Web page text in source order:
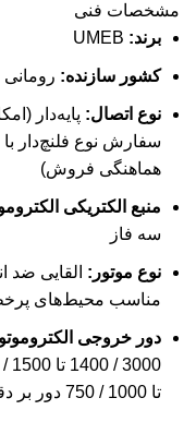
مشخصات فنی
برند:
کشور سازنده: رومانی
نوع اتصال: پایه‌دار
سفارش نوع فلنچ‌دار با
هماهنگی فروش)
منبع الکتریکی
سه فاز
نوع موتور: القایی ضد
مناسب محیط‌های
دور خروجی
تا 1000 / 750 دور بر دقیقه